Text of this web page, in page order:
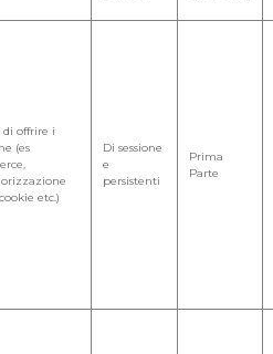
offrire i
(es
etc.)
Di sessione
e
persistenti
Prima
Parte